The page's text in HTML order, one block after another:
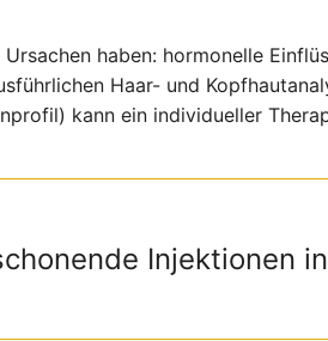
haben: hormonelle
Haar- und
kann ein individueller
Injektionen